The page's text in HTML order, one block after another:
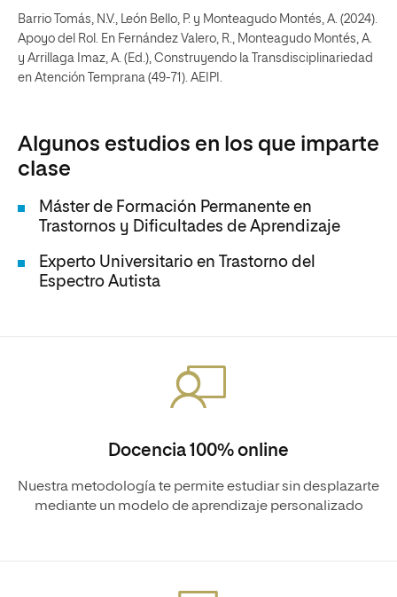
Barrio Tomás, N.V., León Bello, P. y Monteagudo Montés, A. (2024).
Apoyo del Rol. En Fernández Valero, R., Monteagudo Montés, A.
y Arrillaga Imaz, A. (Ed.), Construyendo la Transdisciplinariedad
en Atención Temprana (49-71). AEIPI.
Algunos estudios en los que imparte
clase
Máster de Formación Permanente en
Trastornos y Dificultades de Aprendizaje
Experto Universitario en Trastorno del
Espectro Autista
Docencia 100% online
Nuestra metodología te permite estudiar sin desplazarte
mediante un modelo de aprendizaje personalizado